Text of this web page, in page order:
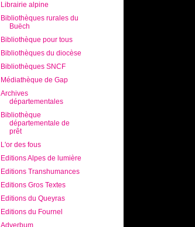
Librairie alpine
Bibliothèques rurales du
Buëch
Bibliothèque pour tous
Bibliothèques du diocèse
Bibliothèques SNCF
Médiathèque de Gap
Archives
départementales
Bibliothèque
départementale de
prêt
L'or des fous
Editions Alpes de lumière
Editions Transhumances
Editions Gros Textes
Editions du Queyras
Editions du Fournel